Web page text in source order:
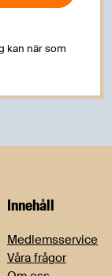
kan när som
Innehåll
Medlemsservice
Våra frågor